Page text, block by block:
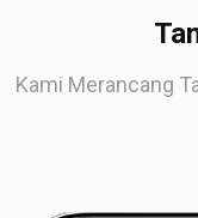
Kami Merancang